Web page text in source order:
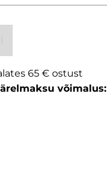
65 € ostust
võimalus: